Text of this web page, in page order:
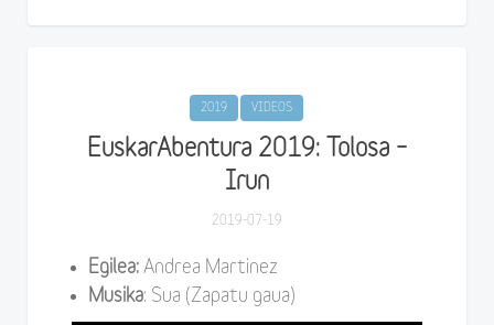
2019 VIDEOS
EuskarAbentura 2019: Tolosa –
Irun
2019-07-19
Egilea: Andrea Martinez
Musika: Sua (Zapatu gaua)